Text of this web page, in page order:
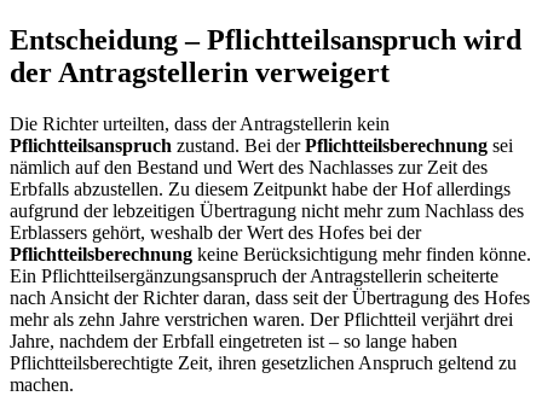
Entscheidung – Pflichtteilsanspruch wird
der Antragstellerin verweigert
Die Richter urteilten, dass der Antragstellerin kein
Pflichtteilsanspruch zustand. Bei derPflichtteilsberechnung sei
nämlich auf den Bestand und Wert des Nachlasses zur Zeit des
Erbfalls abzustellen. Zu diesem Zeitpunkt habe der Hof allerdings
aufgrund der lebzeitigen Übertragung nicht mehr zum Nachlass des
Erblassers gehört, weshalb der Wert des Hofes bei der
Pflichtteilsberechnung keine Berücksichtigung mehr finden könne.
Ein Pflichtteilsergänzungsanspruch der Antragstellerin scheiterte
nach Ansicht der Richter daran, dass seit der Übertragung des Hofes
mehr als zehn Jahre verstrichen waren. Der Pflichtteil verjährt drei
Jahre, nachdem der Erbfall eingetreten ist – so lange haben
Pflichtteilsberechtigte Zeit, ihren gesetzlichen Anspruch geltend zu
machen.